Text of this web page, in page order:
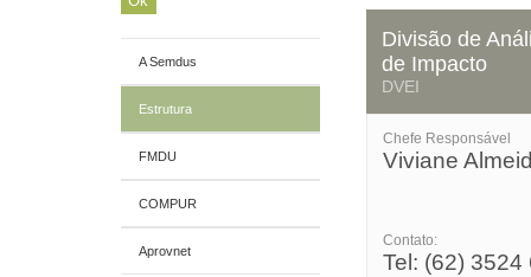
A Semdus
Estrutura
FMDU
COMPUR
Aprovnet
Divisão de
de Impacto
DVEI
Chefe Responsável
Viviane
Contato:
Tel: (62) 3524